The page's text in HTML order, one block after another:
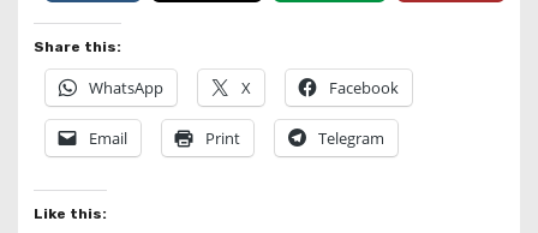
Share this:
WhatsApp X Facebook
Email Print Telegram
Like this: